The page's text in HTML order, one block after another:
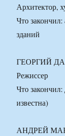
Архитектор,
Что
зданий
ГЕОРГИЙ
Режиссер
Что
известна)
АНДРЕЙ